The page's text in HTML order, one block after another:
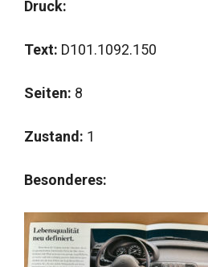
Druck:
Text: D101.1092.150
Seiten: 8
Zustand: 1
Besonderes: